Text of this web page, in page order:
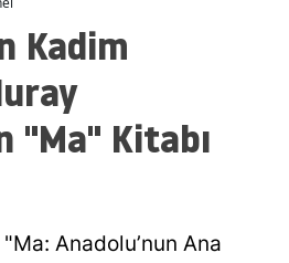
Kadim
"Ma" Kitabı
Anadolu’nun Ana